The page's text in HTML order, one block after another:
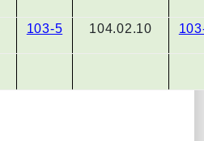
103-5 104.02.10